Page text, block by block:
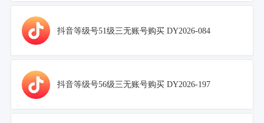
抖音等级号51级三无账号购买 DY2026-084
抖音等级号56级三无账号购买 DY2026-197